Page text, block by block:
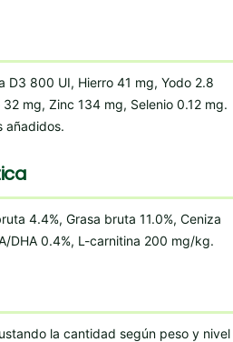
D3 800 UI, Hierro 41 mg, Yodo 2.8
mg, Zinc 134 mg, Selenio 0.12 mg.
añadidos.
4.4%, Grasa bruta 11.0%, Ceniza
DHA 0.4%, L-carnitina 200 mg/kg.
la cantidad según peso y nivel